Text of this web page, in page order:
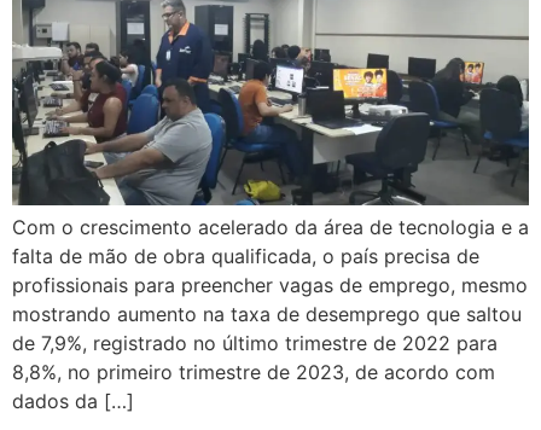
Com o crescimento acelerado da área de tecnologia e a
falta de mão de obra qualificada, o país precisa de
profissionais para preencher vagas de emprego, mesmo
mostrando aumento na taxa de desemprego que saltou
de 7,9%, registrado no último trimestre de 2022 para
8,8%, no primeiro trimestre de 2023, de acordo com
dados da […]